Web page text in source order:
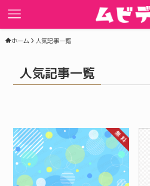
ホーム 人気記事一覧
人気記事一覧